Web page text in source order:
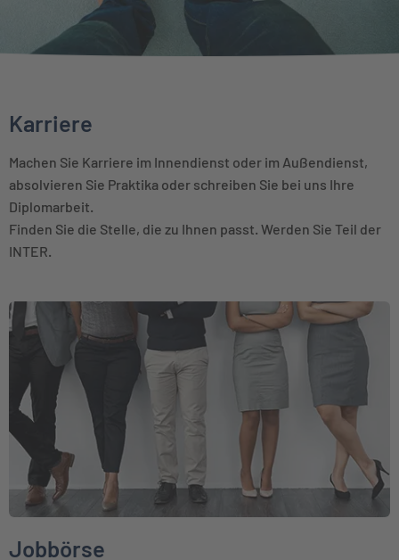
Karriere
Machen Sie Karriere im Innendienst oder im Außendienst,
absolvieren Sie Praktika oder schreiben Sie bei uns Ihre
Diplomarbeit.
Finden Sie die Stelle, die zu Ihnen passt. Werden Sie Teil der
INTER.
Weiter zu Jobbörse
Jobbörse